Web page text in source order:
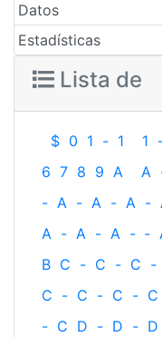
Datos
Estadísticas
Lista de
$ 0 1 - 1 1
6 7 8 9 A A
- A - A - A -
A - A - A - ‐
B C - C - C -
C - C - C - C
- C D - D - D